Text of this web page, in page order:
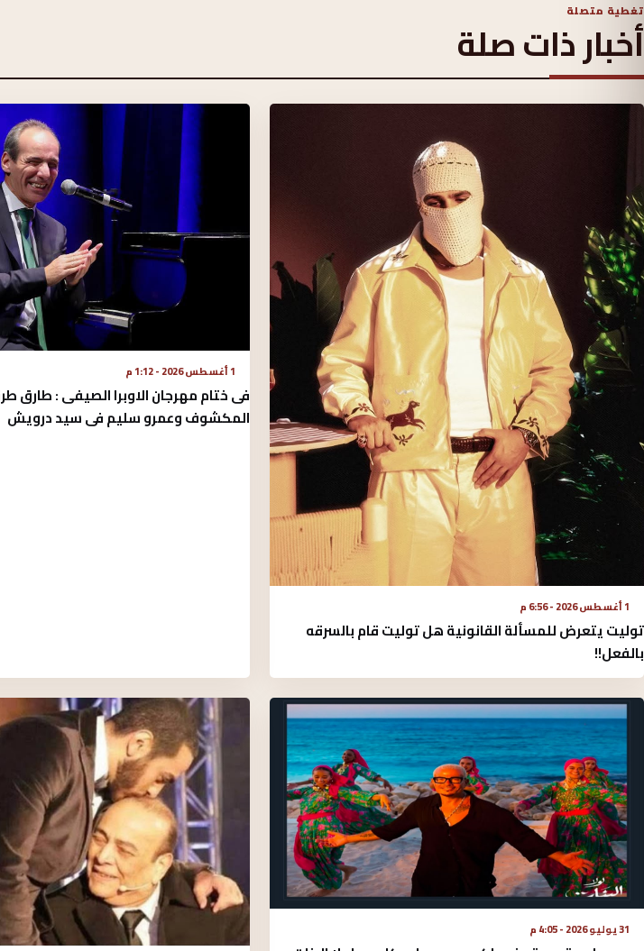
تغطية متصلة
أخبار ذات صلة
1 أغسطس 2026 - 6:56 م
توليت يتعرض للمسألة القانونية هل توليت قام بالسرقه
بالفعل!!
1 أغسطس 2026 - 1:12 م
فى ختام مهرجان الاوبرا الصيفى : طارق
المكشوف وعمرو سليم فى سيد درويش
31 يوليو 2026 - 4:05 م